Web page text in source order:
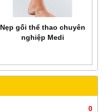
0
Nẹp gối thể thao chuyên
nghiệp Medi